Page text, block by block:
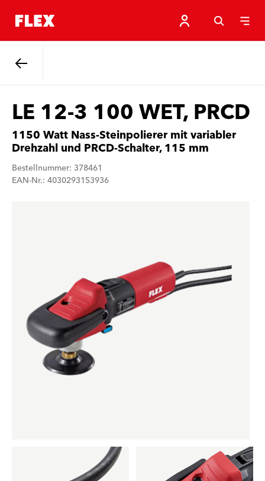
LE 12-3 100 WET, PRCD
1150 Watt Nass-Steinpolierer mit variabler
Drehzahl und PRCD-Schalter, 115 mm
Bestellnummer: 378461
EAN-Nr.: 4030293153936